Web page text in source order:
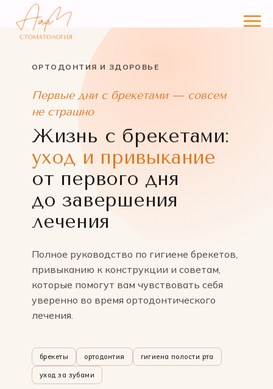
ОРТОДОНТИЯ И ЗДОРОВЬЕ
Первые дни с брекетами — совсем
не страшно
Жизнь с брекетами:
уход и привыкание
от первого дня
до завершения
лечения
Полное руководство по гигиене брекетов,
привыканию к конструкции и советам,
которые помогут вам чувствовать себя
уверенно во время ортодонтического
лечения.
брекеты ортодонтия гигиена полости рта
уход за зубами